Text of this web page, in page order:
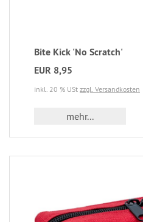
Bite Kick 'No Scratch'
EUR 8,95
inkl. 20 % USt zzgl. Versandkosten
mehr...